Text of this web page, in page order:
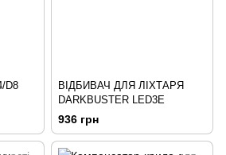
D8
ВІДБИВАЧ ДЛЯ ЛІХТАРЯ
DARKBUSTER LED3Е
936 грн